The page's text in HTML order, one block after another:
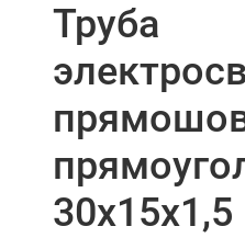
Труба
30х15х1,5